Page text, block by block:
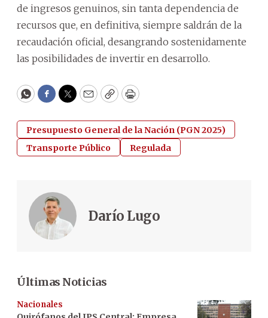
de ingresos genuinos, sin tanta dependencia de
recursos que, en definitiva, siempre saldrán de la
recaudación oficial, desangrando sostenidamente
las posibilidades de invertir en desarrollo.
WhatsApp
Facebook
Twitter
EmailCopyPrint
Presupuesto General de la Nación (PGN 2025)
Transporte Público
Regulada
Darío Lugo
Últimas Noticias
Nacionales